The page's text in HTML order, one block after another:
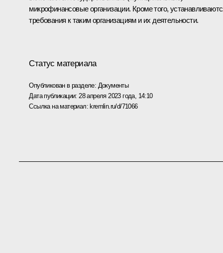
микрофинансовые организации. Кроме того,
требования к таким организациям и их деятельности.
Статус материала
Опубликован в разделе: Документы
Дата публикации: 28 апреля 2023 года, 14:10
Ссылка на материал: kremlin.ru/d/71066